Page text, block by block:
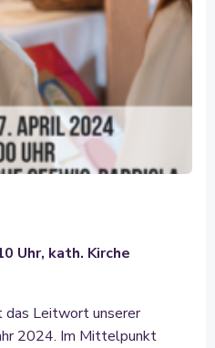
Uhr, kath. Kirche
das Leitwort unserer
2024. Im Mittelpunkt